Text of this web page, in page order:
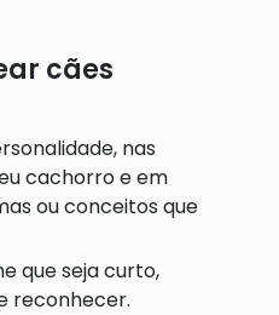
cães
nas
cachorro e em
ou conceitos que
que seja curto,
reconhecer.